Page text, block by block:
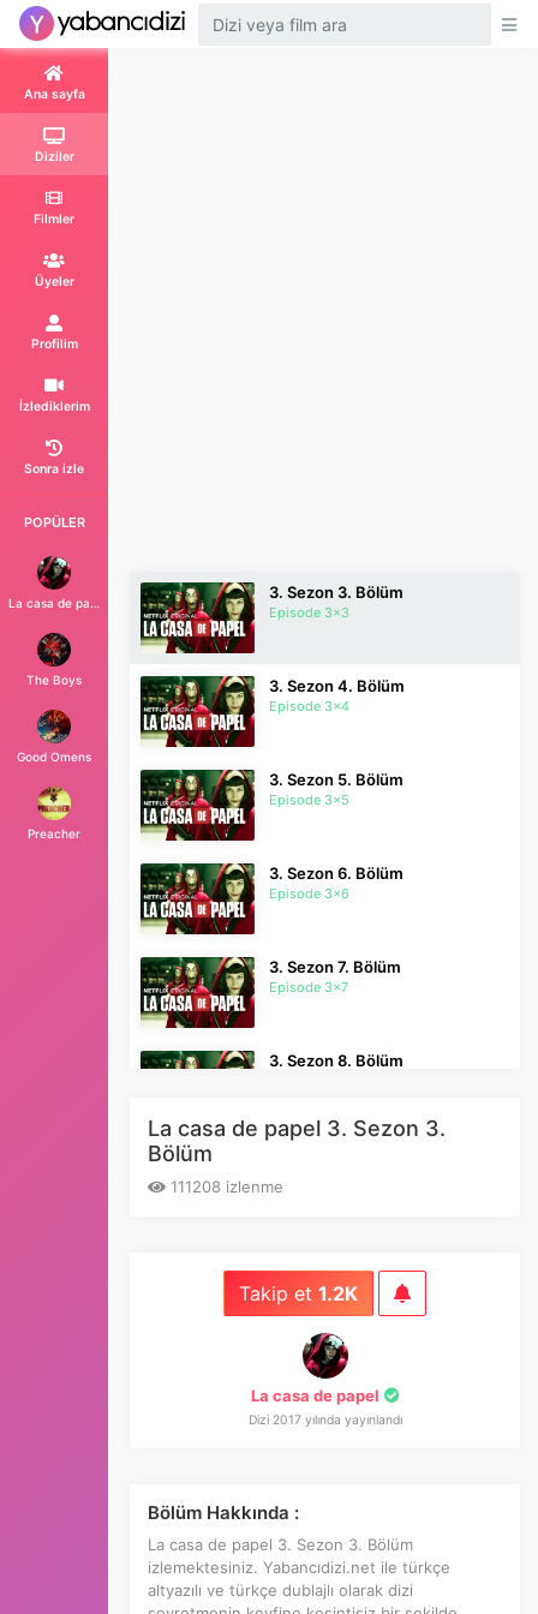
Ana sayfa
Diziler
Filmler
Üyeler
Profilim
İzlediklerim
Sonra izle
POPÜLER
La casa de papel
The Boys
Good Omens
Preacher
2. Sezon 6. Bölüm
3. Sezon 3. Bölüm
Episode 3x3
3. Sezon 4. Bölüm
Episode 3x4
3. Sezon 5. Bölüm
Episode 3x5
3. Sezon 6. Bölüm
Episode 3x6
3. Sezon 7. Bölüm
Episode 3x7
3. Sezon 8. Bölüm
Episode 2
4. Sezon 3. Bölüm
Episode 3
Episode 5
La casa de papel 3. Sezon 3.
Bölüm
111208 izlenme
Takip et 1.2K
La casa de papel
Dizi 2017 yılında yayınlandı
Bölüm Hakkında :
La casa de papel 3. Sezon 3. Bölüm
izlemektesiniz. Yabancıdizi.net ile türkçe
altyazılı ve türkçe dublajlı olarak dizi